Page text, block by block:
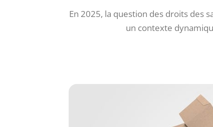
En 2025, la question des droits des
un contexte